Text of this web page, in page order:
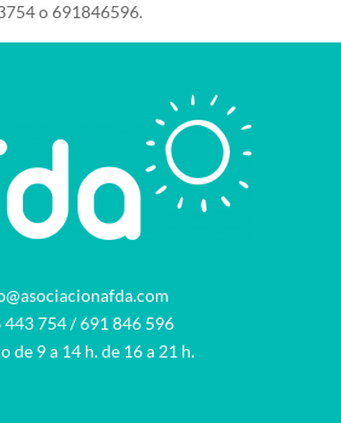
o 691846596.
443 754/691 846 596
de 9 a 14 h. de 16 a 21 h.